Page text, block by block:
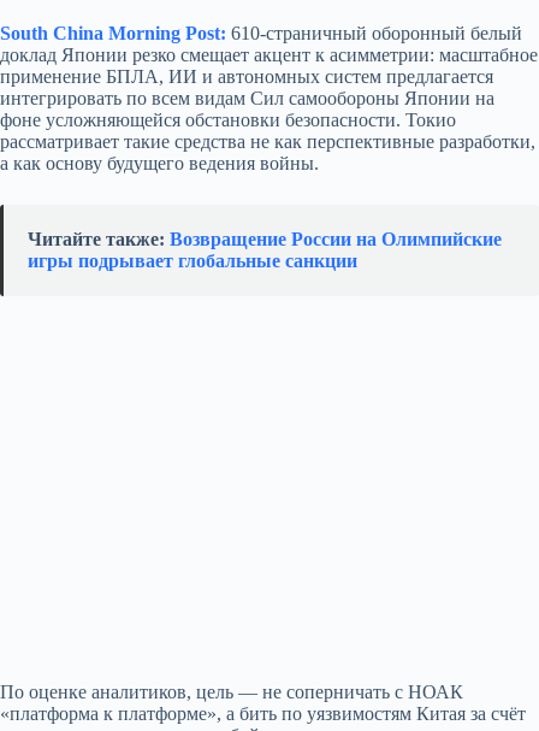
South China Morning Post: 610-страничный оборонный белый
доклад Японии резко смещает акцент к асимметрии: масштабное
применение БПЛА, ИИ и автономных систем предлагается
интегрировать по всем видам Сил самообороны Японии на
фоне усложняющейся обстановки безопасности. Токио
рассматривает такие средства не как перспективные разработки,
а как основу будущего ведения войны.
Читайте также: Возвращение России на Олимпийские
игры подрывает глобальные санкции
По оценке аналитиков, цель — не соперничать с НОАК
«платформа к платформе», а бить по уязвимостям Китая за счёт